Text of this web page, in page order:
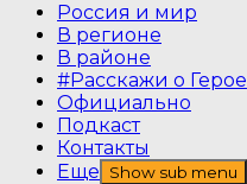
Россия и мир
В регионе
В районе
#Расскажи о Герое
Официально
Подкаст
Контакты
Еще
Show sub menu